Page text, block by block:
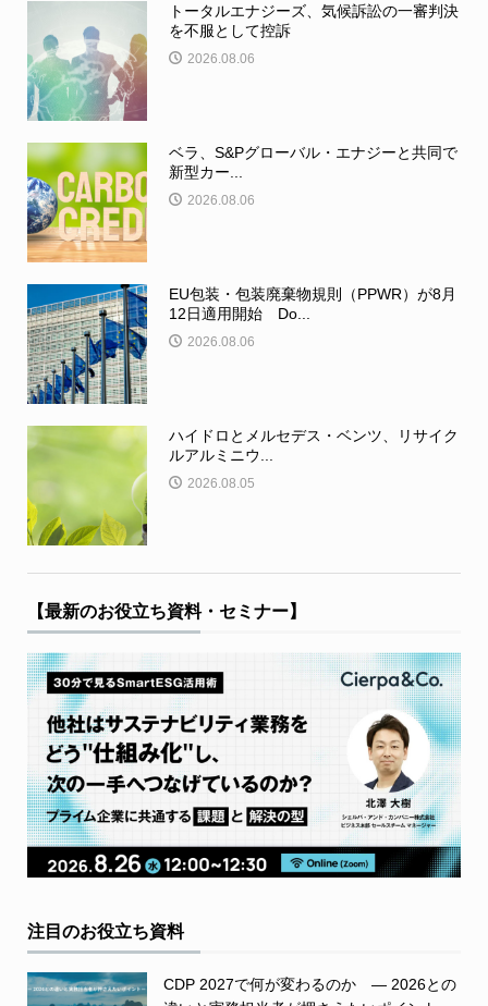
トータルエナジーズ、気候訴訟の一審判決
を不服として控訴
2026.08.06
ベラ、S&Pグローバル・エナジーと共同で
新型カー...
2026.08.06
EU包装・包装廃棄物規則（PPWR）が8月
12日適用開始 Do...
2026.08.06
ハイドロとメルセデス・ベンツ、リサイク
ルアルミニウ...
2026.08.05
【最新のお役立ち資料・セミナー】
注目のお役立ち資料
CDP 2027で何が変わるのか ― 2026との